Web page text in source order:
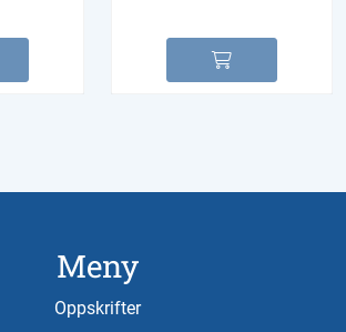
Meny
Oppskrifter